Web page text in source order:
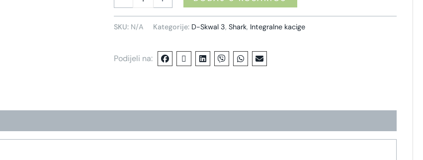
SKU: N/A Kategorije: D-Skwal 3, Shark, Integralne kacige
Podijeli na: